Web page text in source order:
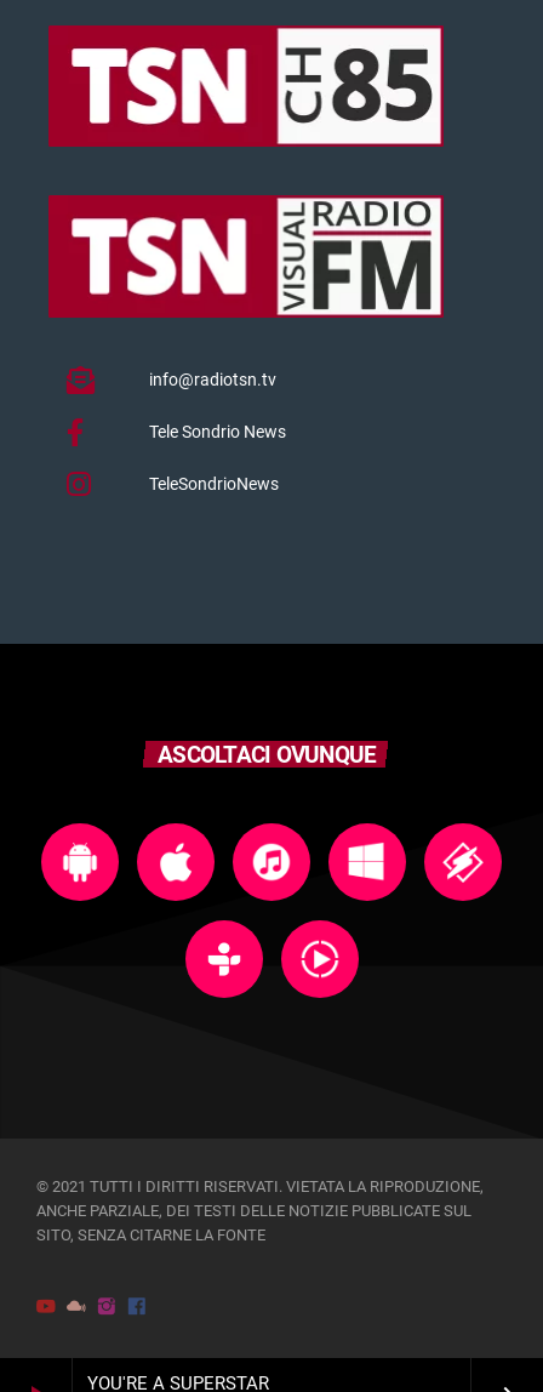
YOU'RE A SUPERSTAR
info@radiotsn.tv
Tele Sondrio News
TeleSondrioNews
ASCOLTACI OVUNQUE
© 2021 TUTTI I DIRITTI RISERVATI. VIETATA LA RIPRODUZIONE,
ANCHE PARZIALE, DEI TESTI DELLE NOTIZIE PUBBLICATE SUL
SITO, SENZA CITARNE LA FONTE